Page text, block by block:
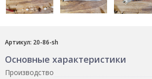
Артикул: 20-86-sh
Основные характеристики
Производство